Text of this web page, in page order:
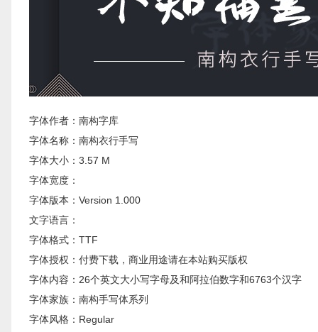
字体作者：南构字库
字体名称：南构衣行手写
字体大小：3.57 M
字体宽度：
字体版本：Version 1.000
文字语言：
字体格式：TTF
字体授权：付费下载，商业用途请在本站购买版权
字体内容：26个英文大小写字母及和阿拉伯数字和6763个汉字
字体家族：南构手写体系列
字体风格：Regular